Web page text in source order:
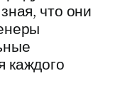
что они
каждого